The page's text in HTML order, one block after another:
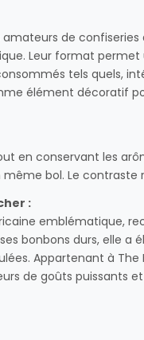
de
Leur format
tels quels,
élément décoratif
en conservant les
bol. Le contraste
:
emblématique,
bonbons durs, elle a
Appartenant à
de goûts puissants